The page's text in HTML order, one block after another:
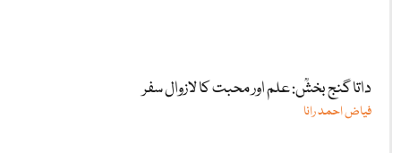
داتا گنج بخشؒ: علم اور محبت کا لازوال سفر
فیاض احمد رانا